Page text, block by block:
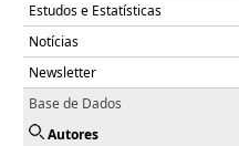
Estudos e Estatísticas
Notícias
Newsletter
Base de Dados
Autores